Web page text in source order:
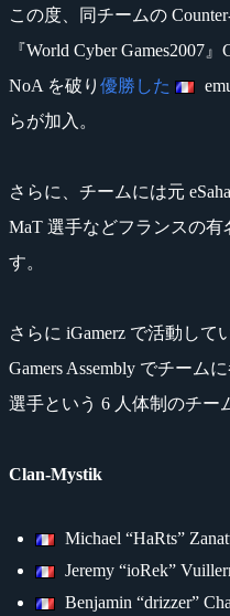
この度、同チームの
『World Cyber Games2007
NoA を破り 優勝した
らが加入。
さらに、チームには元
MaT 選手などフランスの
す。
さらに iGamerz で活動し
Gamers Assembly でチーム
選手という 6 人体制のチー
Clan-Mystik
Michael “HaRts”
Jeremy “ioRek”
Benjamin “drizzer”